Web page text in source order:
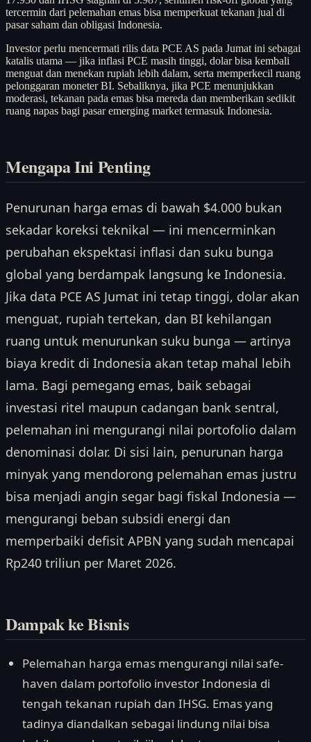
tercermin dari pelemahan emas bisa memperkuat tekanan jual di
pasar saham dan obligasi Indonesia.
Investor perlu mencermati rilis data PCE AS pada Jumat ini sebagai
katalis utama — jika inflasi PCE masih tinggi, dolar bisa kembali
menguat dan menekan rupiah lebih dalam, serta memperkecil ruang
pelonggaran moneter BI. Sebaliknya, jika PCE menunjukkan
moderasi, tekanan pada emas bisa mereda dan memberikan sedikit
ruang napas bagi pasar emerging market termasuk Indonesia.
Mengapa Ini Penting
Penurunan harga emas di bawah $4.000 bukan
sekadar koreksi teknikal — ini mencerminkan
perubahan ekspektasi inflasi dan suku bunga
global yang berdampak langsung ke Indonesia.
Jika data PCE AS Jumat ini tetap tinggi, dolar akan
menguat, rupiah tertekan, dan BI kehilangan
ruang untuk menurunkan suku bunga — artinya
biaya kredit di Indonesia akan tetap mahal lebih
lama. Bagi pemegang emas, baik sebagai
investasi ritel maupun cadangan bank sentral,
pelemahan ini mengurangi nilai portofolio dalam
denominasi dolar. Di sisi lain, penurunan harga
minyak yang mendorong pelemahan emas justru
bisa menjadi angin segar bagi fiskal Indonesia —
mengurangi beban subsidi energi dan
memperbaiki defisit APBN yang sudah mencapai
Rp240 triliun per Maret 2026.
Dampak ke Bisnis
Pelemahan harga emas mengurangi nilai safe-
haven dalam portofolio investor Indonesia di
tengah tekanan rupiah dan IHSG. Emas yang
tadinya diandalkan sebagai lindung nilai bisa